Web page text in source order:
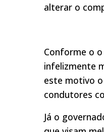
alterar o
Conforme o
infelizmente
este motivo
condutores
Já o